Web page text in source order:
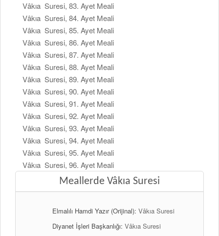
Vâkıa Suresi, 83. Ayet Meali
Vâkıa Suresi, 84. Ayet Meali
Vâkıa Suresi, 85. Ayet Meali
Vâkıa Suresi, 86. Ayet Meali
Vâkıa Suresi, 87. Ayet Meali
Vâkıa Suresi, 88. Ayet Meali
Vâkıa Suresi, 89. Ayet Meali
Vâkıa Suresi, 90. Ayet Meali
Vâkıa Suresi, 91. Ayet Meali
Vâkıa Suresi, 92. Ayet Meali
Vâkıa Suresi, 93. Ayet Meali
Vâkıa Suresi, 94. Ayet Meali
Vâkıa Suresi, 95. Ayet Meali
Vâkıa Suresi, 96. Ayet Meali
Meallerde Vâkıa Suresi
Elmalılı Hamdi Yazır (Orijinal): Vâkıa Suresi
Diyanet İşleri Başkanlığı: Vâkıa Suresi